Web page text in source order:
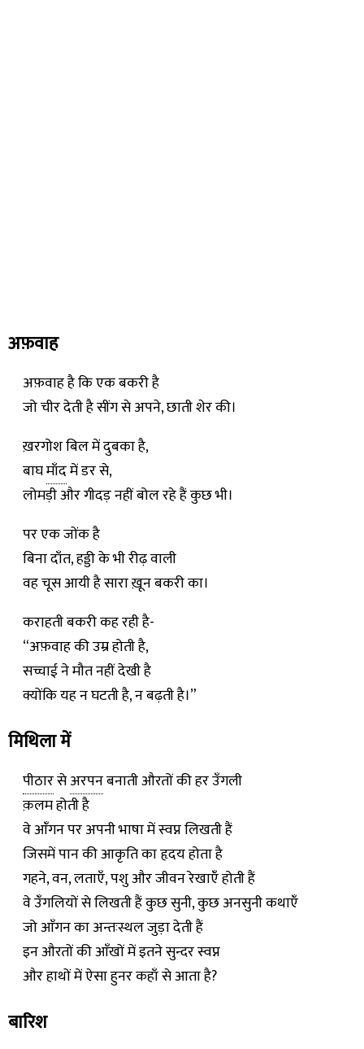
अफ़वाह
अफ़वाह है कि एक बकरी है
जो चीर देती है सींग से अपने, छाती शेर की।
ख़रगोश बिल में दुबका है,
बाघमाँदमें डर से,
लोमड़ी और गीदड़ नहीं बोल रहे हैं कुछ भी।
पर एक जोंक है
बिना दाँत, हड्डी के भी रीढ़ वाली
वह चूस आयी है सारा ख़ून बकरी का।
कराहती बकरी कह रही है-
“अफ़वाह की उम्र होती है,
सच्चाई ने मौत नहीं देखी है
क्योंकि यह न घटती है, न बढ़ती है।”
मिथिला में
पीठारसेअरपनबनाती औरतों की हर उँगली
क़लम होती है
वे आंँगन पर अपनी भाषा में स्वप्न लिखती हैं
जिसमें पान की आकृति का हृदय होता है
गहने, वन, लताएँ, पशु और जीवन रेखाएंँ होती हैं
वे उंँगलियों से लिखती हैं कुछ सुनी, कुछ अनसुनी कथाएंँ
जो आँगन का अन्तःस्थल जुड़ा देती हैं
इन औरतों की आँखों में इतने सुन्दर स्वप्न
और हाथों में ऐसा हुनर कहाँ से आता है?
बारिश